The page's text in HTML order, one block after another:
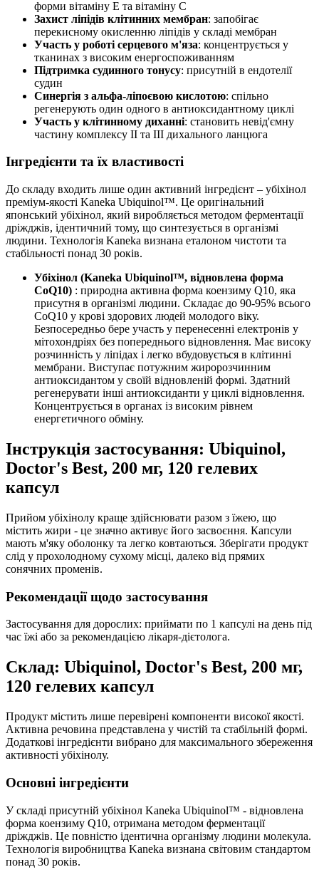
форми вітаміну E та вітаміну C
Захист ліпідів клітинних мембран: запобігає
перекисному окисленню ліпідів у складі мембран
Участь у роботі серцевого м'яза: концентрується у
тканинах з високим енергоспоживанням
Підтримка судинного тонусу: присутній в ендотелії
судин
Синергія з альфа-ліпоєвою кислотою: спільно
регенерують один одного в антиоксидантному циклі
Участь у клітинному диханні: становить невід'ємну
частину комплексу II та III дихального ланцюга
Інгредієнти та їх властивості
До складу входить лише один активний інгредієнт – убіхінол
преміум-якості Kaneka Ubiquinol™. Це оригінальний
японський убіхінол, який виробляється методом ферментації
дріжджів, ідентичний тому, що синтезується в організмі
людини. Технологія Kaneka визнана еталоном чистоти та
стабільності понад 30 років.
Убіхінол (Kaneka Ubiquinol™, відновлена форма
CoQ10) : природна активна форма коензиму Q10, яка
присутня в організмі людини. Складає до 90-95% всього
CoQ10 у крові здорових людей молодого віку.
Безпосередньо бере участь у перенесенні електронів у
мітохондріях без попереднього відновлення. Має високу
розчинність у ліпідах і легко вбудовується в клітинні
мембрани. Виступає потужним жиророзчинним
антиоксидантом у своїй відновленій формі. Здатний
регенерувати інші антиоксиданти у циклі відновлення.
Концентрується в органах із високим рівнем
енергетичного обміну.
Інструкція застосування: Ubiquinol,
Doctor's Best, 200 мг, 120 гелевих
капсул
Прийом убіхінолу краще здійснювати разом з їжею, що
містить жири - це значно активує його засвоєння. Капсули
мають м'яку оболонку та легко ковтаються. Зберігати продукт
слід у прохолодному сухому місці, далеко від прямих
сонячних променів.
Рекомендації щодо застосування
Застосування для дорослих: приймати по 1 капсулі на день під
час їжі або за рекомендацією лікаря-дієтолога.
Склад: Ubiquinol, Doctor's Best, 200 мг,
120 гелевих капсул
Продукт містить лише перевірені компоненти високої якості.
Активна речовина представлена у чистій та стабільній формі.
Додаткові інгредієнти вибрано для максимального збереження
активності убіхінолу.
Основні інгредієнти
У складі присутній убіхінол Kaneka Ubiquinol™ - відновлена
форма коензиму Q10, отримана методом ферментації
дріжджів. Це повністю ідентична організму людини молекула.
Технологія виробництва Kaneka визнана світовим стандартом
понад 30 років.